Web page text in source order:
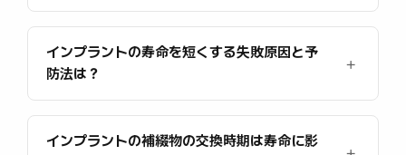
インプラントの寿命を短くする失敗原因と予
防法は？
インプラントの補綴物の交換時期は寿命に影